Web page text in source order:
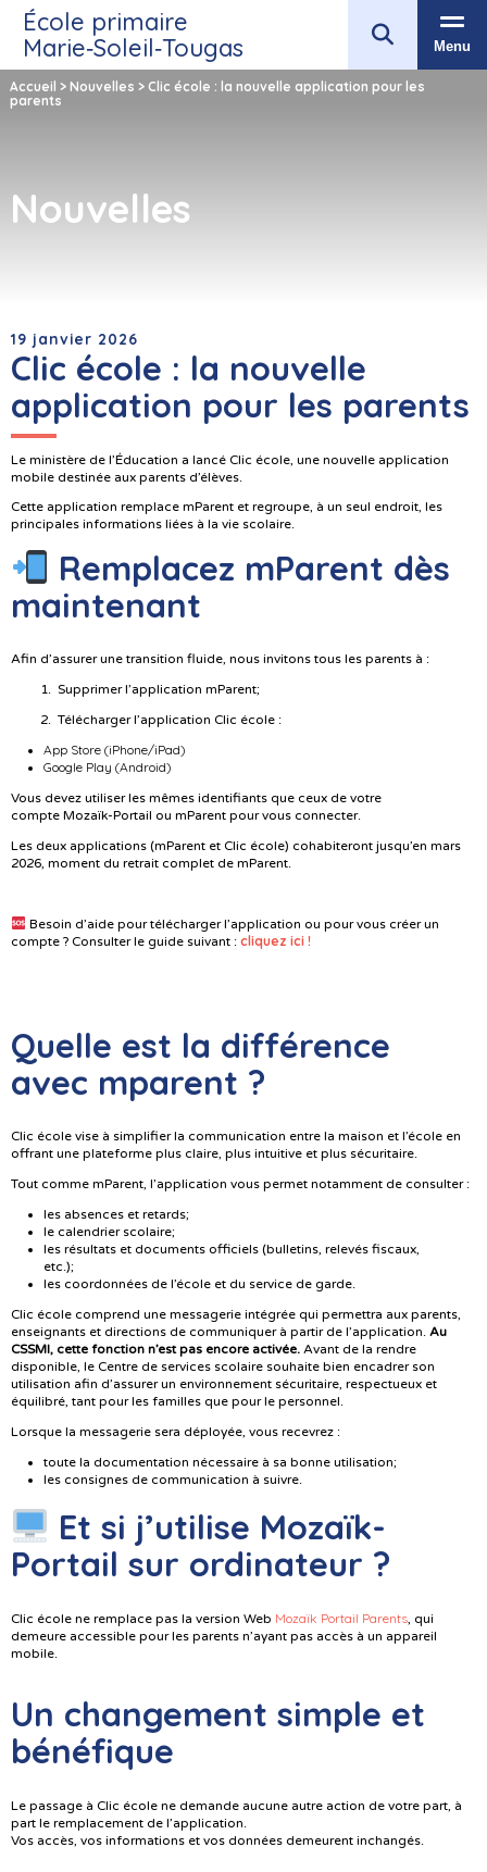
École primaire
Marie‑Soleil‑Tougas
Menu
Accueil > Nouvelles > Clic école : la nouvelle application pour les
parents
Nouvelles
19 janvier 2026
Clic école : la nouvelle
application pour les parents
Le ministère de l’Éducation a lancé Clic école, une nouvelle application
mobile destinée aux parents d’élèves.
Cette application remplace mParent et regroupe, à un seul endroit, les
principales informations liées à la vie scolaire.
Remplacez mParent dès
maintenant
Afin d’assurer une transition fluide, nous invitons tous les parents à :
Supprimer l’application mParent;
Télécharger l’application Clic école :
App Store (iPhone/iPad)
Google Play (Android)
Vous devez utiliser les mêmes identifiants que ceux de votre
compte Mozaïk-Portail ou mParent pour vous connecter.
Les deux applications (mParent et Clic école) cohabiteront jusqu’en mars
2026, moment du retrait complet de mParent.
Besoin d’aide pour télécharger l’application ou pour vous créer un
compte ? Consulter le guide suivant : cliquez ici !
Quelle est la différence
avec mparent ?
Clic école vise à simplifier la communication entre la maison et l’école en
offrant une plateforme plus claire, plus intuitive et plus sécuritaire.
Tout comme mParent, l’application vous permet notamment de consulter :
les absences et retards;
le calendrier scolaire;
les résultats et documents officiels (bulletins, relevés fiscaux,
etc.);
les coordonnées de l’école et du service de garde.
Clic école comprend une messagerie intégrée qui permettra aux parents,
enseignants et directions de communiquer à partir de l’application. Au
CSSMI, cette fonction n’est pas encore activée. Avant de la rendre
disponible, le Centre de services scolaire souhaite bien encadrer son
utilisation afin d’assurer un environnement sécuritaire, respectueux et
équilibré, tant pour les familles que pour le personnel.
Lorsque la messagerie sera déployée, vous recevrez :
toute la documentation nécessaire à sa bonne utilisation;
les consignes de communication à suivre.
Et si j’utilise Mozaïk-
Portail sur ordinateur ?
Clic école ne remplace pas la version Web Mozaïk Portail Parents, qui
demeure accessible pour les parents n’ayant pas accès à un appareil
mobile.
Un changement simple et
bénéfique
Le passage à Clic école ne demande aucune autre action de votre part, à
part le remplacement de l’application.
Vos accès, vos informations et vos données demeurent inchangés.